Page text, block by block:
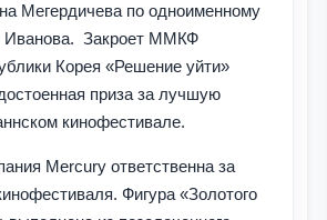
Мегердичева по одноименному
Иванова. Закроет ММКФ
Корея «Решение уйти»
приза за лучшую
кинофестивале.
Mercury ответственна за
Фигура «Золотого